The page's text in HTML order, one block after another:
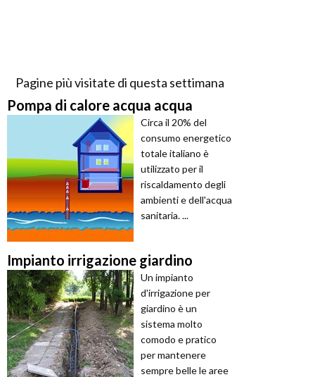
Pagine più visitate di questa settimana
Pompa di calore acqua acqua
Circa il 20% del
consumo energetico
totale italiano è
utilizzato per il
riscaldamento degli
ambienti e dell'acqua
sanitaria. ...
Impianto irrigazione giardino
Un impianto
d'irrigazione per
giardino è un
sistema molto
comodo e pratico
per mantenere
sempre belle le aree